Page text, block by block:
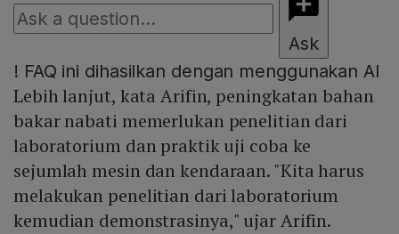
Ask
! FAQ ini dihasilkan dengan menggunakan AI
Lebih lanjut, kata Arifin, peningkatan bahan
bakar nabati memerlukan penelitian dari
laboratorium dan praktik uji coba ke
sejumlah mesin dan kendaraan. "Kita harus
melakukan penelitian dari laboratorium
kemudian demonstrasinya," ujar Arifin.